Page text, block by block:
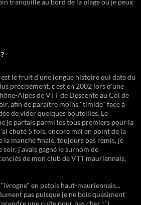
tranquille au bord de la plage où je peux
est le fruit d'une longue histoire qui date du
précisément, c'est en 2002 lors d'une
Alpes de VTT de Descente au Col de
afin de paraître moins "timide" face à
de vider quelques bouteilles. Le
je partais parmi les tous premiers pour la
chuté 5 fois, encore mal en point de la
la manche finale, toujours pas remis, je
soir, j'avais gagné le surnom de
de mon club de VTT mauriennais,
en patois haut-mauriennais...
pas puisque je ne bois quasiment